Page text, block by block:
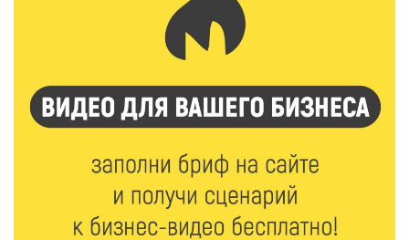
166
Открыт набор на программу амбассадоров для
студентов российских вузов
7 Авг 2026 15:37 170
Жителям Тверской области напомнили об
опасности домашних заготовок
7 Авг 2026 15:32 188
Золотой век “Горьковки”: как А. М. Кузнецова